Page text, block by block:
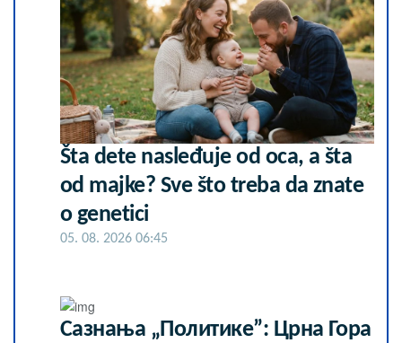
Šta dete nasleđuje od oca, a šta
od majke? Sve što treba da znate
o genetici
05. 08. 2026 06:45
Сазнања „Политике”: Црна Гора